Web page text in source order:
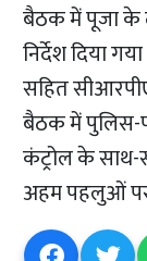
बैठक में पूजा के
निर्देश दिया
सहित
बैठक में पुलिस-
कंट्रोल के
अहम पहलुओं पर